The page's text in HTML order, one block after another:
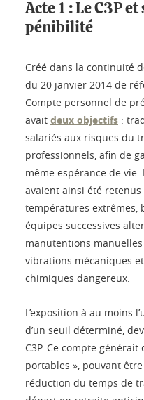
Acte 1 : Le C3P
pénibilité
Créé dans la continuité
du 20 janvier 2014 de
Compte personnel de
avait deux objectifs :
salariés aux risques du
professionnels, afin de
même espérance de
avaient ainsi été retenus
températures extrêmes,
équipes successives
manutentions
vibrations mécaniques
chimiques dangereux.
L’exposition à au moins
d’un seuil déterminé,
C3P. Ce compte
portables », pouvant
réduction du temps de